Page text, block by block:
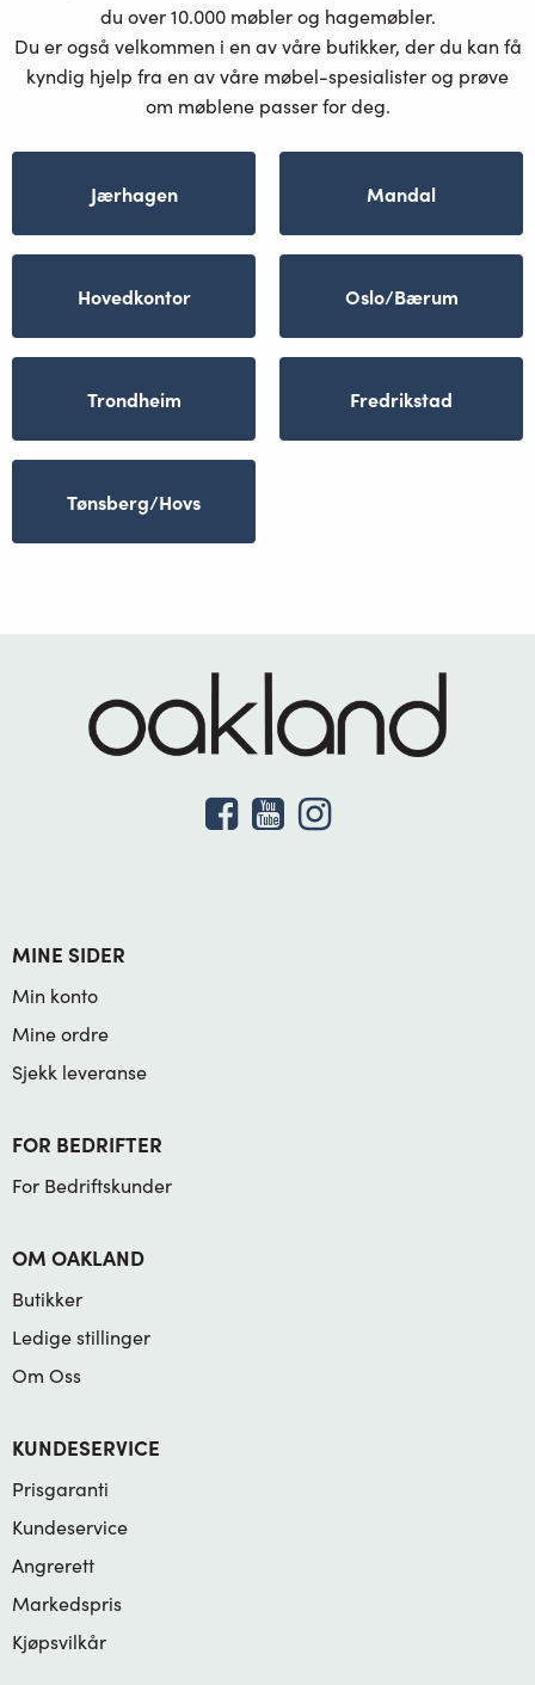
du over 10.000 møbler og hagemøbler.
Du er også velkommen i en av våre butikker, der du kan få
kyndig hjelp fra en av våre møbel-spesialister og prøve
om møblene passer for deg.
Jærhagen Mandal
Hovedkontor Oslo/Bærum
Trondheim Fredrikstad
Tønsberg/Hovs
MINE SIDER
Min konto
Mine ordre
Sjekk leveranse
FOR BEDRIFTER
For Bedriftskunder
OM OAKLAND
Butikker
Ledige stillinger
Om Oss
KUNDESERVICE
Prisgaranti
Kundeservice
Angrerett
Markedspris
Kjøpsvilkår